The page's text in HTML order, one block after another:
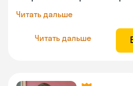
Читать дальше
Читать дальше